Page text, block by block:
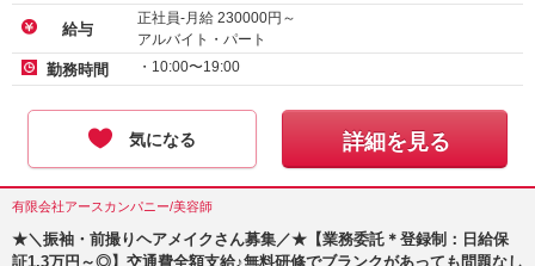
給与
正社員-月給 230000円～
アルバイト・パート
勤務時間 ・10:00〜19:00
気になる 詳細を見る
有限会社アースカンパニー/美容師
★＼振袖・前撮りヘアメイクさん募集／★【業務委託＊登録制：日給保
証1.3万円～◎】交通費全額支給♪無料研修でブランクがあっても問題なし